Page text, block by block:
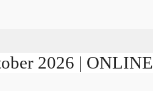
2026 | ONLINE